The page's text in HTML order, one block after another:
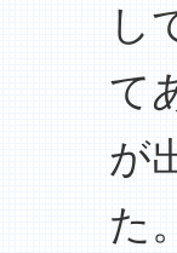
し
て
が
た